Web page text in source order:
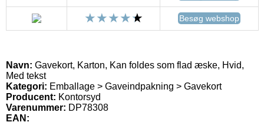
Besøg webshop
Navn: Gavekort, Karton, Kan foldes som flad æske, Hvid,
Med tekst
Kategori: Emballage > Gaveindpakning > Gavekort
Producent: Kontorsyd
Varenummer: DP78308
EAN: